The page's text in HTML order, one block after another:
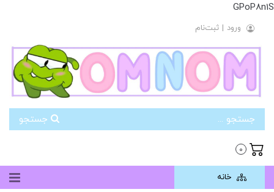
GPoP8n1S
ورود | ثبت‌نام
0
خانه